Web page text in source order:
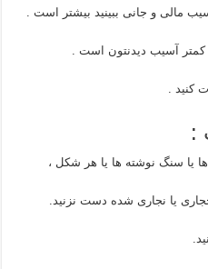
مالی و جانی ببینید بیشتر است .
آسیب دیدنتون است .
کنید .
:
ها یا سنگ نوشته ها یا هر شکل ،
یا نجاری شده دست نزنید.